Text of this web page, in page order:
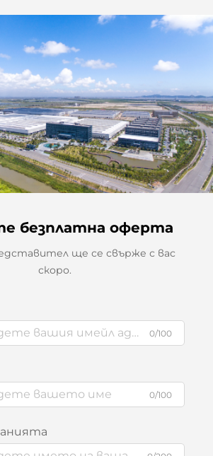
безплатна оферта
ще се свърже с вас
скоро.
0/100
0/100